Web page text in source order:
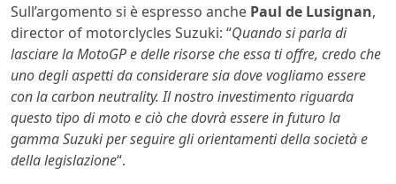
Sull’argomento si è espresso anche Paul de Lusignan,
director of motorclycles Suzuki: “Quando si parla di
lasciare la MotoGP e delle risorse che essa ti offre, credo che
uno degli aspetti da considerare sia dove vogliamo essere
con la carbon neutrality. Il nostro investimento riguarda
questo tipo di moto e ciò che dovrà essere in futuro la
gamma Suzuki per seguire gli orientamenti della società e
della legislazione“.